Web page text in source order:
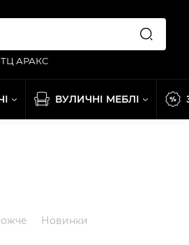
ТЦ АРАКС
ВУЛИЧНІ МЕБЛІ
Новинки